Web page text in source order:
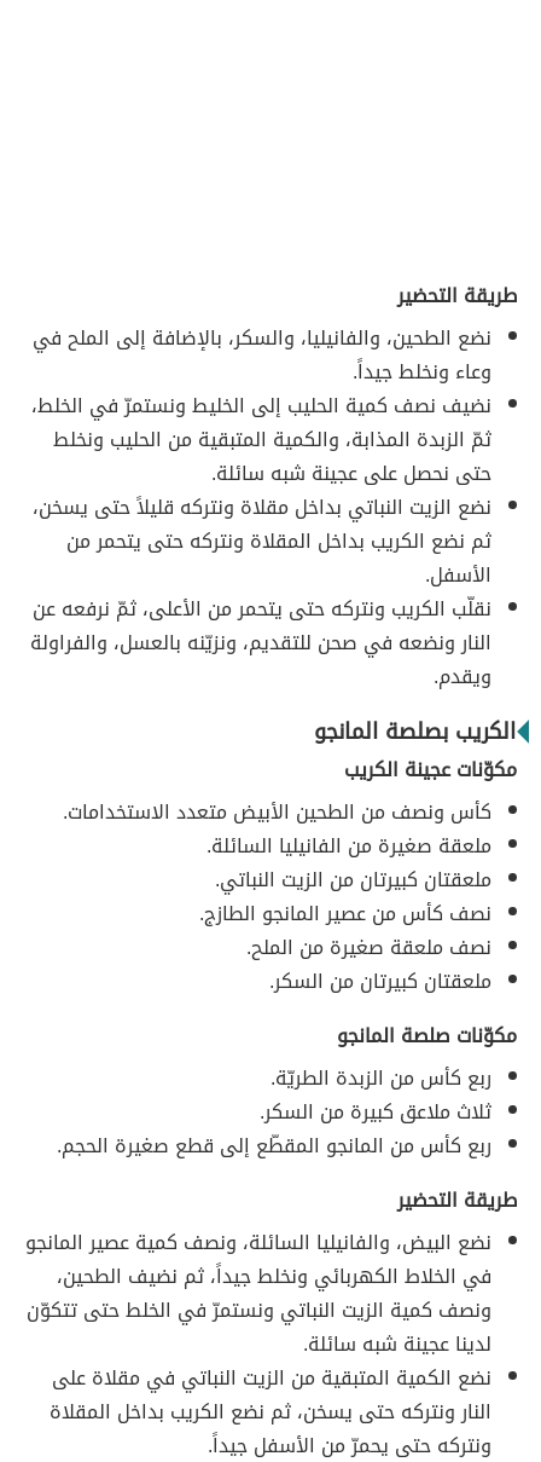
طريقة التحضير
نضع الطحين، والفانيليا، والسكر، بالإضافة إلى الملح في
وعاء ونخلط جيداً.
نضيف نصف كمية الحليب إلى الخليط ونستمرّ في الخلط،
ثمّ الزبدة المذابة، والكمية المتبقية من الحليب ونخلط
حتى نحصل على عجينة شبه سائلة.
نضع الزيت النباتي بداخل مقلاة ونتركه قليلاً حتى يسخن،
ثم نضع الكريب بداخل المقلاة ونتركه حتى يتحمر من
الأسفل.
نقلّب الكريب ونتركه حتى يتحمر من الأعلى، ثمّ نرفعه عن
النار ونضعه في صحن للتقديم، ونزيّنه بالعسل، والفراولة
ويقدم.
الكريب بصلصة المانجو
مكوّنات عجينة الكريب
كأس ونصف من الطحين الأبيض متعدد الاستخدامات.
ملعقة صغيرة من الفانيليا السائلة.
ملعقتان كبيرتان من الزيت النباتي.
نصف كأس من عصير المانجو الطازج.
نصف ملعقة صغيرة من الملح.
ملعقتان كبيرتان من السكر.
مكوّنات صلصة المانجو
ربع كأس من الزبدة الطريّة.
ثلاث ملاعق كبيرة من السكر.
ربع كأس من المانجو المقطّع إلى قطع صغيرة الحجم.
طريقة التحضير
نضع البيض، والفانيليا السائلة، ونصف كمية عصير المانجو
في الخلاط الكهربائي ونخلط جيداً، ثم نضيف الطحين،
ونصف كمية الزيت النباتي ونستمرّ في الخلط حتى تتكوّن
لدينا عجينة شبه سائلة.
نضع الكمية المتبقية من الزيت النباتي في مقلاة على
النار ونتركه حتى يسخن، ثم نضع الكريب بداخل المقلاة
ونتركه حتى يحمرّ من الأسفل جيداً.